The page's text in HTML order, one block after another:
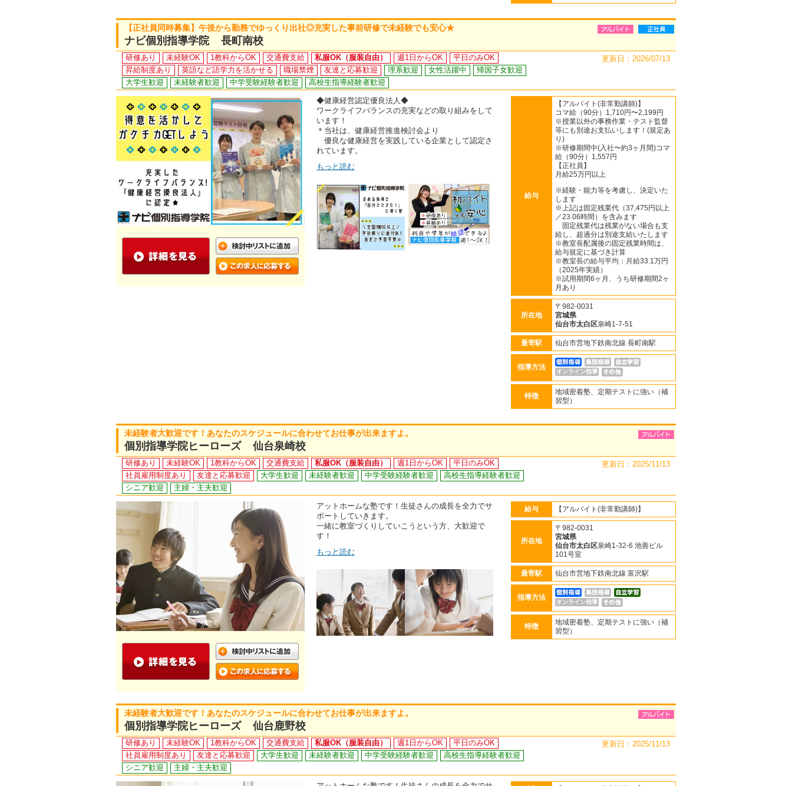
【正社員同時募集】午後から勤務でゆっくり出社◎充実した事前研修で未経験でも安心★
ナビ個別指導学院 長町南校
研修あり 未経験OK 1教科からOK 交通費支給 私服OK（服装自由） 週1日からOK
平日のみOK
昇給制度あり
英語など語学力を活かせる 職場禁煙 友達と応募歓迎 理系歓迎 女性活躍中
帰国子女歓迎
大学生歓迎
未経験者歓迎 中学受験経験者歓迎 高校生指導経験者歓迎
更新日：2026/07/13
◆健康経営認定優良法人◆
ワークライフバランスの充実などの取り組みをして
います！
＊当社は、健康経営推進検討会より
優良な健康経営を実践している企業として認定さ
れています。
もっと読む
給与
【アルバイト(非常勤講師)】
コマ給（90分）1,710円〜2,199円
※授業以外の事務作業・テスト監督
等にも別途お支払いします！(規定あ
り)
※研修期間中(入社〜約3ヶ月間)コマ
給（90分）1,557円
【正社員】
月給25万円以上
※経験・能力等を考慮し、決定いた
します
※上記は固定残業代（37,475円以上
／23.06時間）を含みます
固定残業代は残業がない場合も支
給し、超過分は別途支給いたします
※教室長配属後の固定残業時間は、
給与規定に基づき計算
※教室長の給与平均：月給33.1万円
（2025年実績）
※試用期間6ヶ月、うち研修期間2ヶ
月あり
所在地
〒982-0031
宮城県
仙台市太白区泉崎1-7-51
最寄駅 仙台市営地下鉄南北線 長町南駅
指導方法
オンライン指導
特徴
地域密着塾、定期テストに強い（補
習型）
未経験者大歓迎です！あなたのスケジュールに合わせてお仕事が出来ますよ。
個別指導学院ヒーローズ 仙台泉崎校
研修あり 未経験OK 1教科からOK 交通費支給 私服OK（服装自由） 週1日からOK
平日のみOK
社員雇用制度あり
友達と応募歓迎 大学生歓迎 未経験者歓迎 中学受験経験者歓迎
高校生指導経験者歓迎
シニア歓迎
主婦・主夫歓迎
更新日：2025/11/13
アットホームな塾です！生徒さんの成長を全力でサ
ポートしていきます。
一緒に教室づくりしていこうという方、大歓迎で
す！
もっと読む
給与 【アルバイト(非常勤講師)】
所在地
〒982-0031
宮城県
仙台市太白区泉崎1-32-6 池善ビル
101号室
最寄駅 仙台市営地下鉄南北線 富沢駅
指導方法
オンライン指導
特徴
地域密着塾、定期テストに強い（補
習型）
未経験者大歓迎です！あなたのスケジュールに合わせてお仕事が出来ますよ。
個別指導学院ヒーローズ 仙台鹿野校
研修あり 未経験OK 1教科からOK 交通費支給 私服OK（服装自由） 週1日からOK
平日のみOK
社員雇用制度あり
友達と応募歓迎 大学生歓迎 未経験者歓迎 中学受験経験者歓迎
高校生指導経験者歓迎
シニア歓迎
主婦・主夫歓迎
更新日：2025/11/13